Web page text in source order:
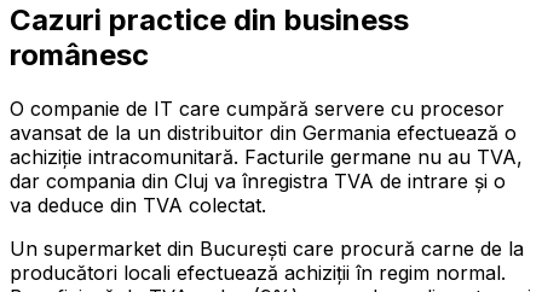
Cazuri practice din business
românesc
O companie de IT care cumpără servere cu procesor
avansat de la un distribuitor din Germania efectuează o
achiziție intracomunitară. Facturile germane nu au TVA,
dar compania din Cluj va înregistra TVA de intrare și o
va deduce din TVA colectat.
Un supermarket din București care procură carne de la
producători locali efectuează achiziții în regim normal.